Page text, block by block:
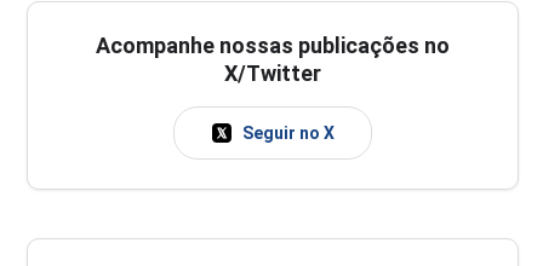
Acompanhe nossas publicações no
X/Twitter
Seguir no X